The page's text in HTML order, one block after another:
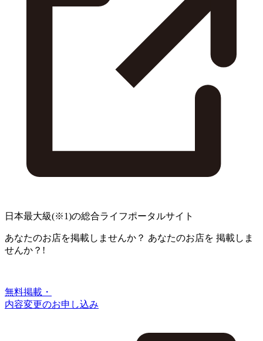
日本最大級(※1)の総合ライフポータルサイト
あなたのお店を掲載しませんか？ あなたのお店を 掲載しま
せんか？!
無料掲載・
内容変更のお申し込み